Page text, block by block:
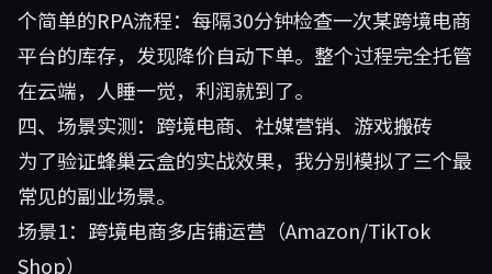
个简单的RPA流程：每隔30分钟检查一次某跨境电商
平台的库存，发现降价自动下单。整个过程完全托管
在云端，人睡一觉，利润就到了。
四、场景实测：跨境电商、社媒营销、游戏搬砖
为了验证蜂巢云盒的实战效果，我分别模拟了三个最
常见的副业场景。
场景1：跨境电商多店铺运营（Amazon/TikTok
Shop）